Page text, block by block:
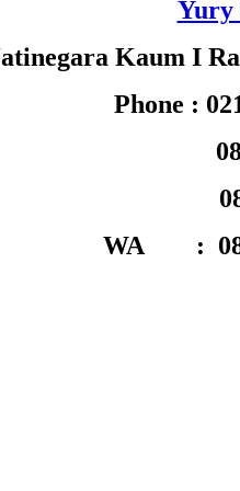
Yury
Kaum I
Phone :
0812
0878
WA :